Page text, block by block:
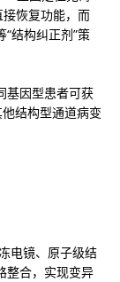
接恢复功能，而
结构纠正剂”策
基因型患者可获
结构型通道病变
电镜、原子级结
整合，实现变异